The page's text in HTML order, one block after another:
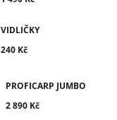
VIDLIČKY
240 Kč
PROFICARP JUMBO
2 890 Kč